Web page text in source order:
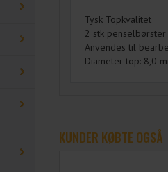
Tysk Topkvalitet
2 stk
Anvendes til
Diameter top: 8,0
KUNDER KØBTE OGSÅ